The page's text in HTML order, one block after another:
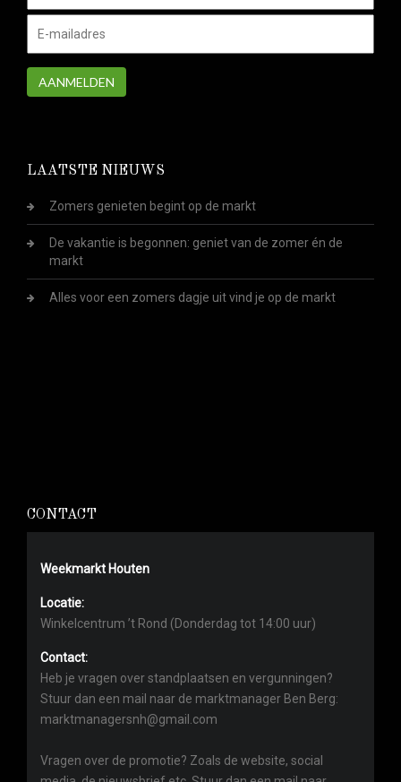
AANMELDEN
LAATSTE NIEUWS
Zomers genieten begint op de markt
De vakantie is begonnen: geniet van de zomer én de
markt
Alles voor een zomers dagje uit vind je op de markt
CONTACT
Weekmarkt Houten
Locatie:
Winkelcentrum ’t Rond (Donderdag tot 14:00 uur)
Contact:
Heb je vragen over standplaatsen en vergunningen?
Stuur dan een mail naar de marktmanager Ben Berg:
marktmanagersnh@gmail.com
Vragen over de promotie? Zoals de website, social